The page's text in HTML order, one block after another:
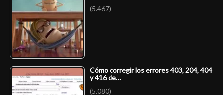
(5.467)
Cómo corregir los errores 403, 204, 404
y 416 de…
(5.080)